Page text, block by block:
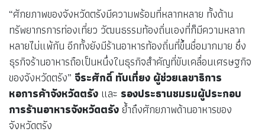
“ศักยภาพของจังหวัดตรังมีความพร้อมที่หลากหลาย ทั้งด้าน
ทรัพยากรการท่องเที่ยว วัฒนธรรมท้องถิ่นเองที่ก็มีความหลาก
หลายไม่แพ้กัน อีกทั้งยังมีร้านอาหารท้องถิ่นที่ขึ้นชื่อมากมาย ซึ่ง
ธุรกิจร้านอาหารถือเป็นหนึ่งในธุรกิจสำคัญที่ขับเคลื่อนเศรษฐกิจ
ของจังหวัดตรัง” จีระศักดิ์ ทับเที่ยง ผู้ช่วยเลขาธิการ
หอการค้าจังหวัดตรัง และ รองประธานชมรมผู้ประกอบ
การร้านอาหารจังหวัดตรัง ย้ำถึงศักยภาพด้านอาหารของ
จังหวัดตรัง